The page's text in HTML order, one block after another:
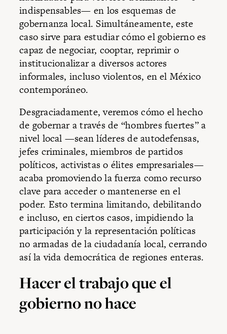
indispensables— en los esquemas de
gobernanza local. Simultáneamente, este
caso sirve para estudiar cómo el gobierno es
capaz de negociar, cooptar, reprimir o
institucionalizar a diversos actores
informales, incluso violentos, en el México
contemporáneo.
Desgraciadamente, veremos cómo el hecho
de gobernar a través de “hombres fuertes” a
nivel local —sean líderes de autodefensas,
jefes criminales, miembros de partidos
políticos, activistas o élites empresariales—
acaba promoviendo la fuerza como recurso
clave para acceder o mantenerse en el
poder. Esto termina limitando, debilitando
e incluso, en ciertos casos, impidiendo la
participación y la representación políticas
no armadas de la ciudadanía local, cerrando
así la vida democrática de regiones enteras.
Hacer el trabajo que el
gobierno no hace